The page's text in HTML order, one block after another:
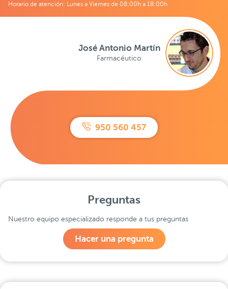
Horario de atención: Lunes a Viernes de 08:00h a 18:00h
950 560 457
José Antonio Martín
Farmacéutico
Preguntas
Nuestro equipo especializado responde a tus preguntas
Hacer una pregunta